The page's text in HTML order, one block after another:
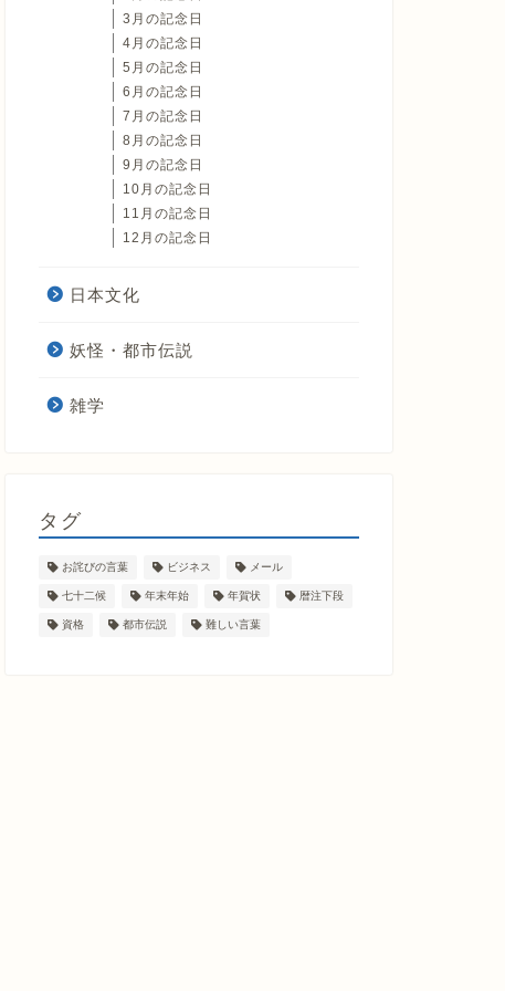
3月の記念日
4月の記念日
5月の記念日
6月の記念日
7月の記念日
8月の記念日
9月の記念日
10月の記念日
11月の記念日
12月の記念日
日本文化
妖怪・都市伝説
雑学
タグ
お詫びの言葉 ビジネス メール
七十二候 年末年始 年賀状 暦注下段
資格 都市伝説 難しい言葉